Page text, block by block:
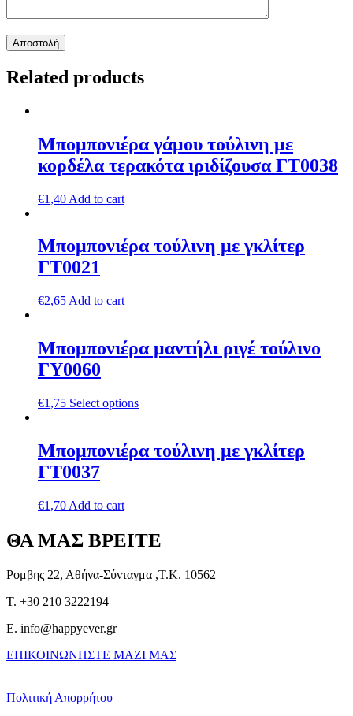
Related products
Μπομπονιέρα γάμου τούλινη με
κορδέλα τερακότα ιριδίζουσα ΓΤ0038
€1,40 Add to cart
Μπομπονιέρα τούλινη με γκλίτερ
ΓΤ0021
€2,65 Add to cart
Μπομπονιέρα μαντήλι ριγέ τούλινο
ΓΥ0060
€1,75 Select options
Μπομπονιέρα τούλινη με γκλίτερ
ΓΤ0037
€1,70 Add to cart
ΘΑ ΜΑΣ ΒΡΕΙΤΕ
Ρομβης 22, Αθήνα-Σύνταγμα ,Τ.Κ. 10562
T. +30 210 3222194
E. info@happyever.gr
ΕΠΙΚΟΙΝΩΝΗΣΤΕ ΜΑΖΙ ΜΑΣ
Πολιτική Απορρήτου